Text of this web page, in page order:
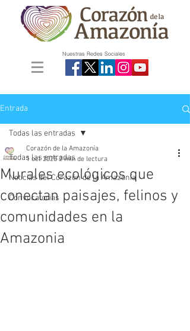
Nuestras Redes Sociales
Entrada
Todas las entradas
Noticias del Corazón de la Amazonía
Convocatorias
Todas las entradas
Murales ecológicos que
conectan paisajes, felinos y
comunidades en la
Amazonia
Corazón de la Amazonía
1 oct 2025 2 min de lectura